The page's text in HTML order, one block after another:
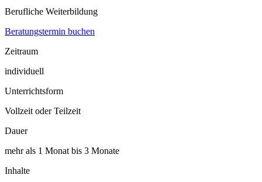
Berufliche Weiterbildung
Beratungstermin buchen
Zeitraum
individuell
Unterrichtsform
Vollzeit oder Teilzeit
Dauer
mehr als 1 Monat bis 3 Monate
Inhalte